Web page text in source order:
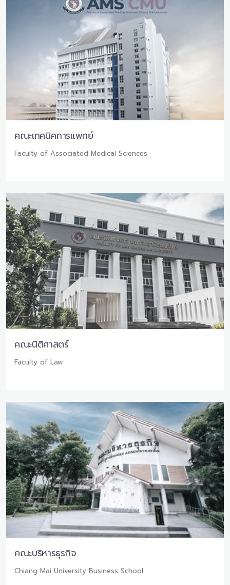
คณะเทคนิคการแพทย์
Faculty of Associated Medical Sciences
คณะนิติศาสตร์
Faculty of Law
คณะบริหารธุรกิจ
Chiang Mai University Business School